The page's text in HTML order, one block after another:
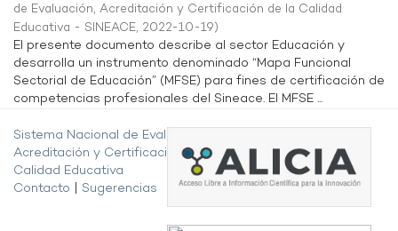
de Evaluación, Acreditación y Certificación de la Calidad
Educativa - SINEACE, 2022-10-19)
El presente documento describe al sector Educación y
desarrolla un instrumento denominado “Mapa Funcional
Sectorial de Educación” (MFSE) para fines de certificación de
competencias profesionales del Sineace. El MFSE ...
Sistema Nacional de Evaluación,
Acreditación y Certificación de la
Calidad Educativa
Contacto
Sugerencias